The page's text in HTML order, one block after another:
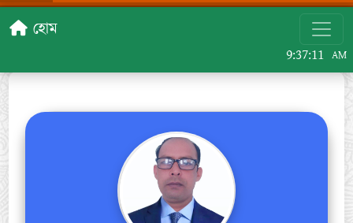
হোম
9:37:11 AM